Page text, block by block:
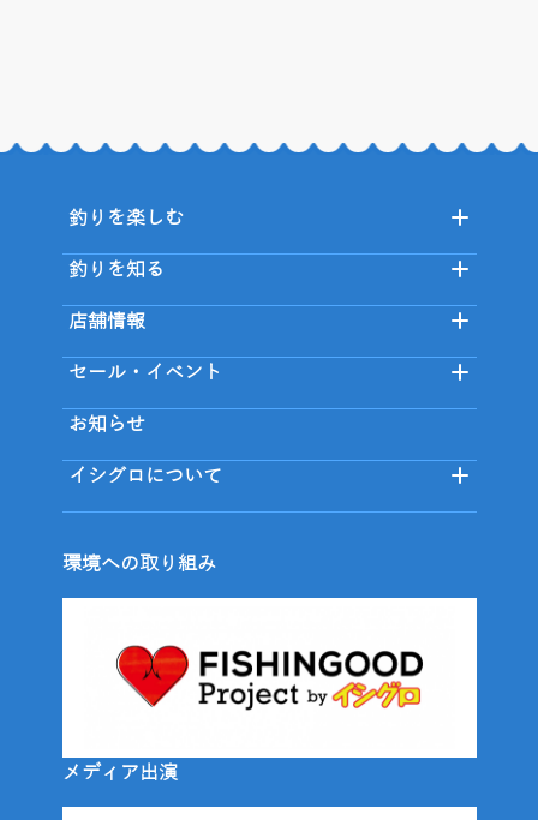
釣りを楽しむ
釣りを知る
店舗情報
セール・イベント
お知らせ
イシグロについて
環境への取り組み
メディア出演